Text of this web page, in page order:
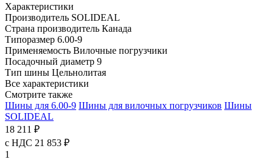
Характеристики
Производитель SOLIDEAL
Страна производитель Канада
Типоразмер 6.00-9
Применяемость Вилочные погрузчики
Посадочный диаметр 9
Тип шины Цельнолитая
Все характеристики
Смотрите также
Шины для 6.00-9 Шины для вилочных погрузчиков Шины
SOLIDEAL
18 211 ₽
с НДС 21 853 ₽
1